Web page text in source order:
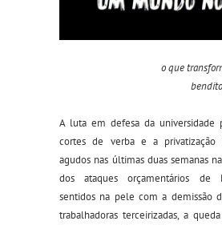
o que
A luta em defesa da universidade
cortes de verba e a privatização
agudos nas últimas duas semanas
dos ataques orçamentários de
sentidos na pele com a demissão
trabalhadoras terceirizadas, a